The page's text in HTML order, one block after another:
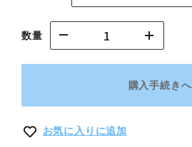
数量
購入手続きへ
お気に入りに追加